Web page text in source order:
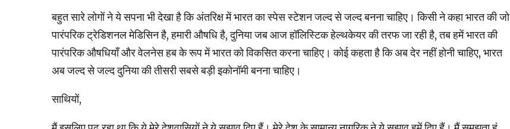
बहुत सारे लोगों ने ये सपना भी देखा है कि अंतरिक्ष में भारत का स्‍पेस स्‍टेशन जल्‍द से जल्‍द बनना चाहिए। किसी ने कहा भारत की जो
पारंपरिक ट्रेडिशनल मेडिसिन है, हमारी औषधि है, दुनिया जब आज हॉलिस्‍टिक हेल्‍थकेयर की तरफ जा रही है, तब हमें भारत की
पारंपरिक औषधियाँ और वेलनेस हब के रूप में भारत को विकसित करना चाहिए। कोई कहता है कि अब देर नहीं होनी चाहिए, भारत
अब जल्‍द से जल्‍द दुनिया की तीसरी सबसे बड़ी इकोनॉमी बनना चाहिए।
साथियों,